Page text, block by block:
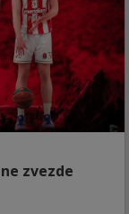
zvezde